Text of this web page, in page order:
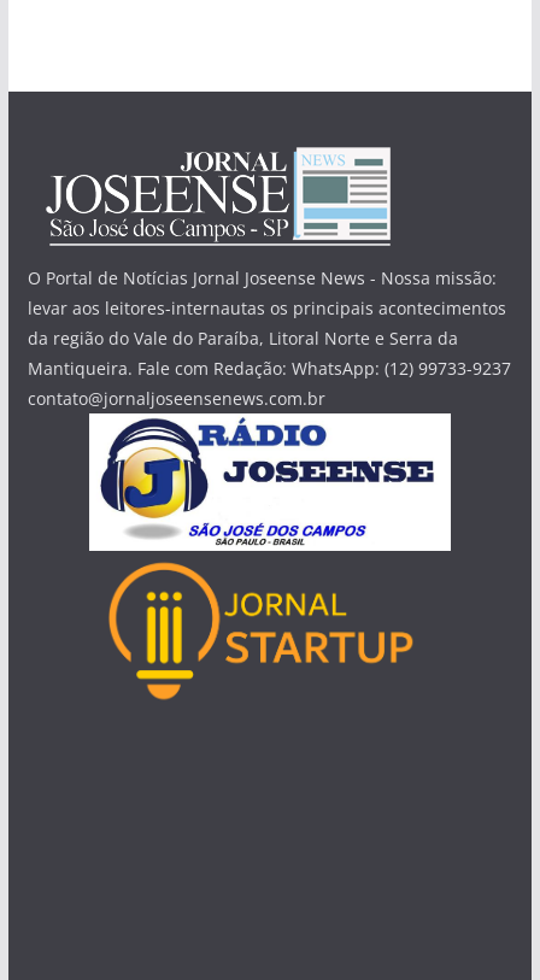
O Portal de Notícias Jornal Joseense News - Nossa missão:
levar aos leitores-internautas os principais acontecimentos
da região do Vale do Paraíba, Litoral Norte e Serra da
Mantiqueira. Fale com Redação: WhatsApp: (12) 99733-9237
contato@jornaljoseensenews.com.br